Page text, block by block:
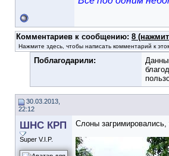
Комментариев к сообщению: 8
Нажмите здесь, чтобы написать комментарий к
Поблагодарили:
30.03.2013,
22:12
ШНС КРП
Super V.I.P.
Слоны